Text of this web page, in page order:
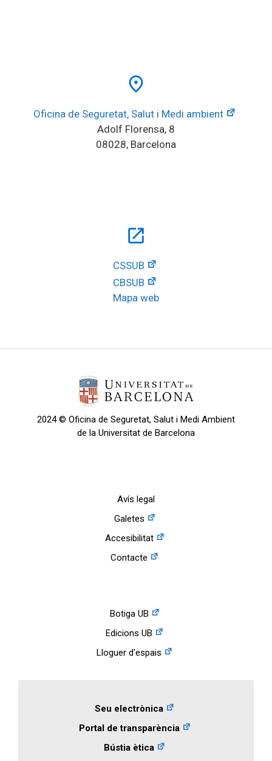
place
Oficina de Seguretat, Salut i Medi ambient
Adolf Florensa, 8
08028, Barcelona
open_in_new
CSSUB
CBSUB
Mapa web
2024 © Oficina de Seguretat, Salut i Medi Ambient
de la Universitat de Barcelona
Avís legal
Galetes
Accesibilitat
Contacte
Botiga UB
Edicions UB
Lloguer d'espais
Seu electrònica
Portal de transparència
Bústia ètica